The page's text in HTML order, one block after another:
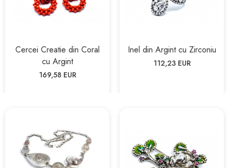
Cercei Creatie din Coral
cu Argint
169,58 EUR
Inel din Argint cu Zirconiu
112,23 EUR